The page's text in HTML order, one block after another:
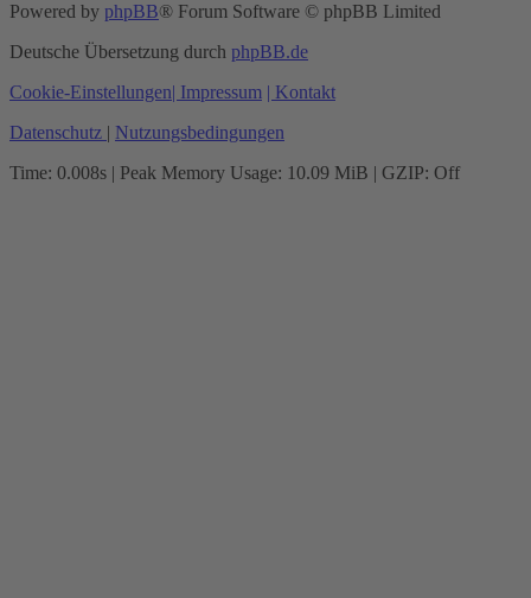
Powered by phpBB® Forum Software © phpBB Limited
Deutsche Übersetzung durch phpBB.de
Cookie-Einstellungen| Impressum | Kontakt
Datenschutz | Nutzungsbedingungen
Time: 0.008s | Peak Memory Usage: 10.09 MiB | GZIP: Off